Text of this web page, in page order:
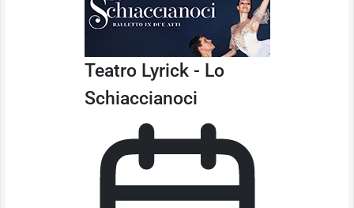
Teatro Lyrick - Lo
Schiaccianoci